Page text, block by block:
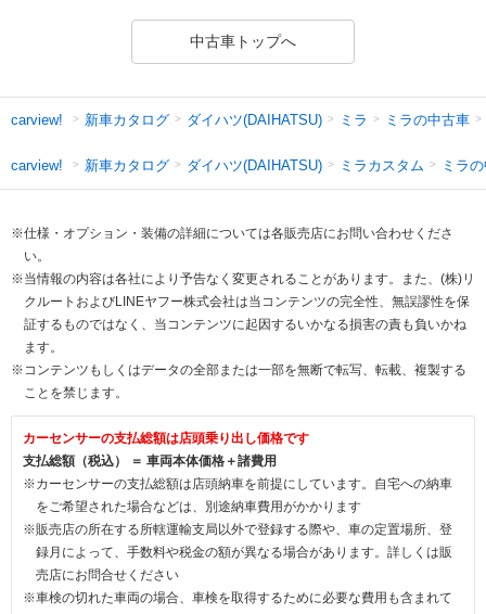
中古車トップへ
carview! 新車カタログ ダイハツ(DAIHATSU) ミラ ミラの中古車
carview! 新車カタログ ダイハツ(DAIHATSU) ミラカスタム ミラ
※仕様・オプション・装備の詳細については各販売店にお問い合わせくださ
い。
※当情報の内容は各社により予告なく変更されることがあります。また、(株)リ
クルートおよびLINEヤフー株式会社は当コンテンツの完全性、無誤謬性を保
証するものではなく、当コンテンツに起因するいかなる損害の責も負いかね
ます。
※コンテンツもしくはデータの全部または一部を無断で転写、転載、複製する
ことを禁じます。
カーセンサーの支払総額は店頭乗り出し価格です
支払総額（税込） ＝ 車両本体価格＋諸費用
※カーセンサーの支払総額は店頭納車を前提にしています。自宅への納車
をご希望された場合などは、別途納車費用がかかります
※販売店の所在する所轄運輸支局以外で登録する際や、車の定置場所、登
録月によって、手数料や税金の額が異なる場合があります。詳しくは販
売店にお問合せください
※車検の切れた車両の場合、車検を取得するために必要な費用も含まれて